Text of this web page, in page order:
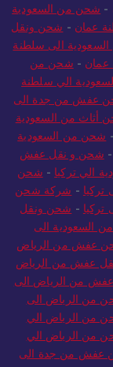
- شحن من السعودية
عمان - شحن ونقل
الى سلطنة
- شحن من
الي سلطنة
عفش من جدة الى
أثاث من السعودية
- شحن من السعودية
- شحن و نقل عفش
الي تركيا - شحن
- شركة شحن
- شحن ونقل
السعودية الى
عفش من الرياض
عفش من الرياض
من الرياض الى
من الرياض الى
من الرياض الي
من الرياض الي
عفش من جدة الى